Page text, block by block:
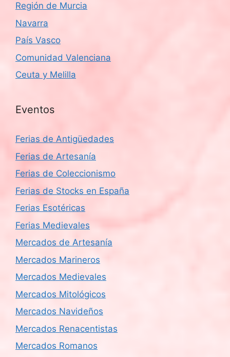
Región de Murcia
Navarra
País Vasco
Comunidad Valenciana
Ceuta y Melilla
Eventos
Ferias de Antigüedades
Ferias de Artesanía
Ferias de Coleccionismo
Ferias de Stocks en España
Ferias Esotéricas
Ferias Medievales
Mercados de Artesanía
Mercados Marineros
Mercados Medievales
Mercados Mitológicos
Mercados Navideños
Mercados Renacentistas
Mercados Romanos